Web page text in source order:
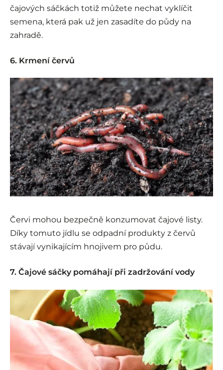
čajových sáčkách totiž můžete nechat vyklíčit
semena, která pak už jen zasadíte do půdy na
zahradě.
6. Krmení červů
Červi mohou bezpečně konzumovat čajové listy.
Díky tomuto jídlu se odpadní produkty z červů
stávají vynikajícím hnojivem pro půdu.
7. Čajové sáčky pomáhají při zadržování vody